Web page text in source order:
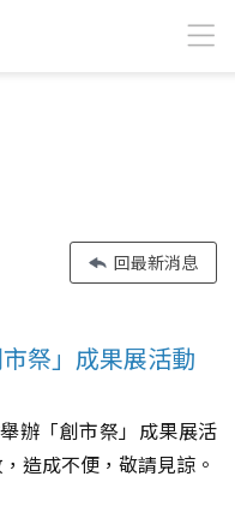
回最新消息
祭」成果展活動
辦「創市祭」成果展活
造成不便，敬請見諒。